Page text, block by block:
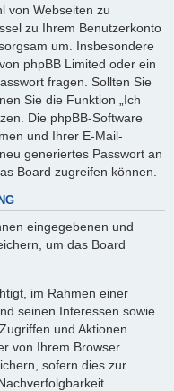
von Webseiten zu
zu Ihrem Benutzerkonto
um. Insbesondere
phpBB Limited oder ein
fragen. Sollten Sie
Sie die Funktion „Ich
Die phpBB-Software
und Ihrer E-Mail-
generiertes Passwort an
Board zugreifen können.
eingegebenen und
um das Board
im Rahmen einer
seinen Interessen sowie
und Aktionen
von Ihrem Browser
sofern dies zur